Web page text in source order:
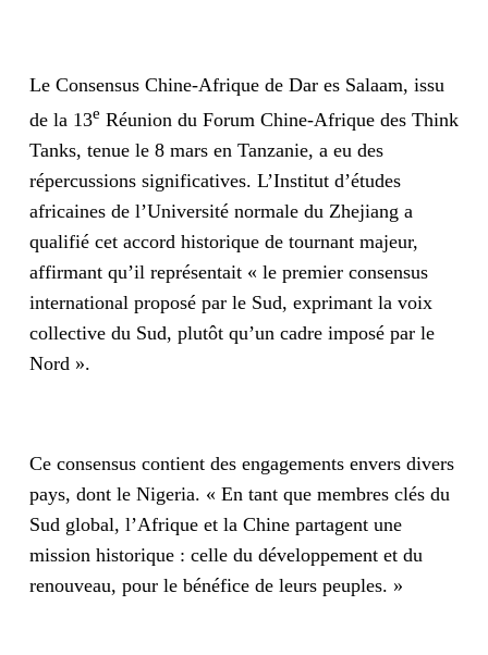
Le Consensus Chine-Afrique de Dar es Salaam, issu
de la 13e Réunion du Forum Chine-Afrique des Think
Tanks, tenue le 8 mars en Tanzanie, a eu des
répercussions significatives. L’Institut d’études
africaines de l’Université normale du Zhejiang a
qualifié cet accord historique de tournant majeur,
affirmant qu’il représentait « le premier consensus
international proposé par le Sud, exprimant la voix
collective du Sud, plutôt qu’un cadre imposé par le
Nord ».
Ce consensus contient des engagements envers divers
pays, dont le Nigeria. « En tant que membres clés du
Sud global, l’Afrique et la Chine partagent une
mission historique : celle du développement et du
renouveau, pour le bénéfice de leurs peuples. »